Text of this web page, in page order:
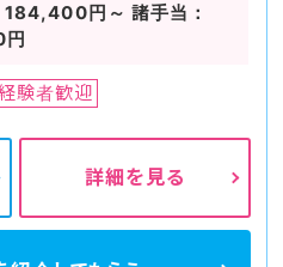
184,400円～ 諸手当：
験者歓迎
詳細を見る